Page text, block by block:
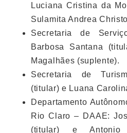
Luciana Cristina da
Sulamita Andrea
Secretaria de
Barbosa Santana
Magalhães (suplente).
Secretaria de
(titular) e Luana
Departamento
Rio Claro – DAAE:
(titular) e Antonio